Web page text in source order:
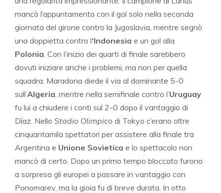
mancò l’appuntamento con il gol solo nella seconda
giornata del girone contro la Jugoslavia, mentre segnò
una doppietta contro l‘Indonesia e un gol alla
Polonia. Con l’inizio dei quarti di finale sarebbero
dovuti iniziare anche i problemi, ma non per quella
squadra. Maradona diede il via al dominante 5-0
sull’Algeria, mentre nella semifinale contro l’Uruguay
fu lui a chiudere i conti sul 2-0 dopo il vantaggio di
Díaz. Nello Stadio Olimpico di Tokyo c’erano oltre
cinquantamila spettatori per assistere alla finale tra
Argentina e Unione Sovietica e lo spettacolo non
mancò di certo. Dopo un primo tempo bloccato furono
a sorpresa gli europei a passare in vantaggio con
Ponomarev, ma la gioia fu di breve durata. In otto